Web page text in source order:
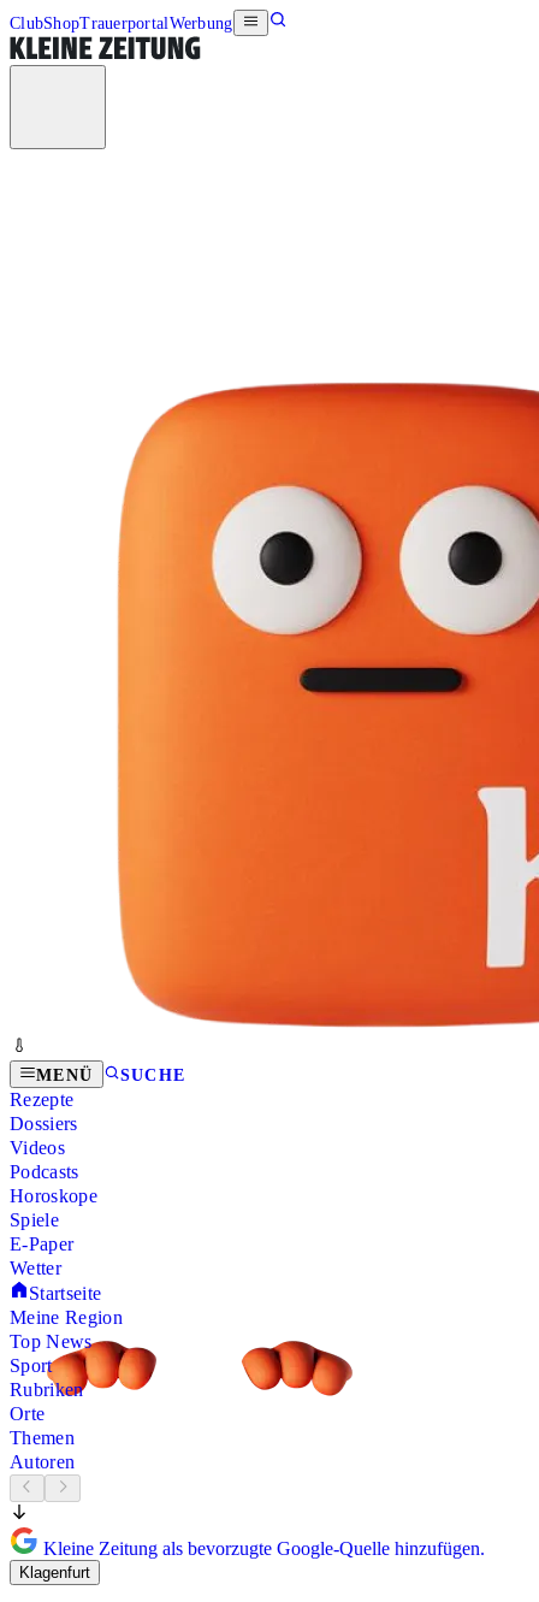
ClubShopTrauerportalWerbung
MENÜ SUCHE
Rezepte
Dossiers
Videos
Podcasts
Horoskope
Spiele
E-Paper
Wetter
Startseite
Meine Region
Top News
Sport
Rubriken
Orte
Themen
Autoren
Kleine Zeitung als bevorzugte Google-Quelle hinzufügen.
Klagenfurt